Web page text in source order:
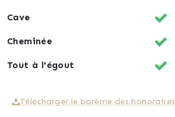
Cave
Cheminée
Tout à l'égout
Télécharger le barème des honoraires